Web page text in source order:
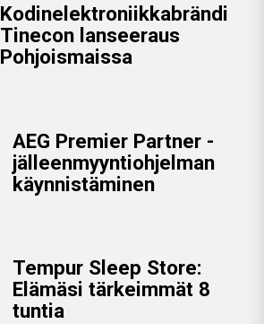
Kodinelektroniikkabrändi
Tinecon lanseeraus
Pohjoismaissa
AEG Premier Partner -
jälleenmyyntiohjelman
käynnistäminen
Tempur Sleep Store:
Elämäsi tärkeimmät 8
tuntia